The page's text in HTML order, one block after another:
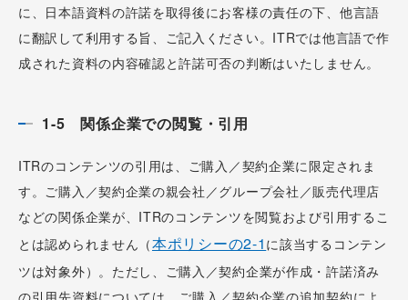
に、日本語資料の許諾を取得後にお客様の責任の下、他言語
に翻訳して利用する旨、ご記入ください。ITRでは他言語で作
成された資料の内容確認と許諾可否の判断はいたしません。
1-5 関係企業での閲覧・引用
ITRのコンテンツの引用は、ご購入／契約企業に限定されま
す。ご購入／契約企業の親会社／グループ会社／販売代理店
などの関係企業が、ITRのコンテンツを閲覧および引用するこ
とは認められません（本ポリシーの2-1 に該当するコンテン
ツは対象外）。ただし、ご購入／契約企業が作成・許諾済み
の引用先資料については、ご購入／契約企業の追加契約によ